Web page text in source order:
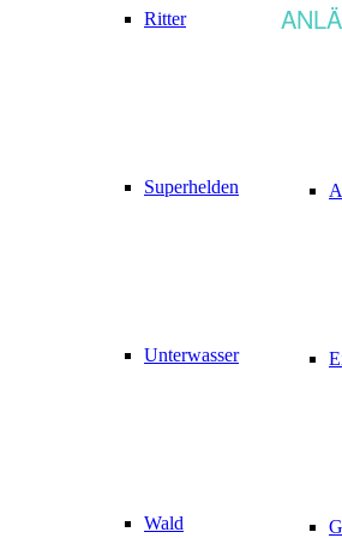
Ritter
Superhelden
Unterwasser
Wald